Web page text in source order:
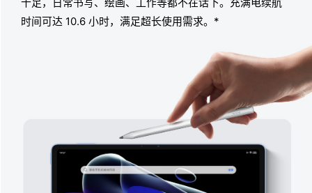
十足，日常书写、绘画、工作等都不在话下。充满电续航
时间可达 10.6 小时，满足超长使用需求。*